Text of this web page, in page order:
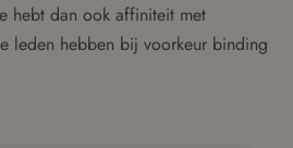
hebt dan ook affiniteit met
leden hebben bij voorkeur binding